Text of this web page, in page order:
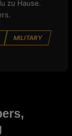
zu Hause.
MILITARY